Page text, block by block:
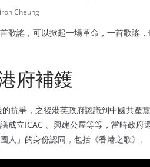
Cheung
歌謠，可以掀起一場革命，一首歌謠
府補鑊
抗爭，之後港英政府認識到中國共產
成立ICAC 、興建公屋等等，當時政
人」的身份認同，包括《香港之歌》、